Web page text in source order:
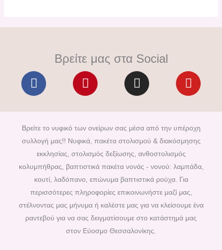
Βρείτε μας στα Social
F
a
e
b
o
o
k
P
i
t
e
r
e
s
t
I
n
t
a
g
r
a
m
Y
o
t
u
b
Βρείτε το νυφικό των ονείρων σας μέσα από την υπέροχη
συλλογή μας!! Νυφικά, πακέτα στολισμού & διακόσμησης
εκκλησίας, στολισμός δεξίωσης, ανθοστολισμός
κολυμπήθρας, βαπτιστικά πακέτα νονάς - νονού: λαμπάδα,
κουτί, λαδόπανο, επώνυμα βαπτιστικά ρούχα. Για
περισσότερες πληροφορίες επικοινωνήστε μαζί μας,
στέλνοντας μας μήνυμα ή καλέστε μας για να κλείσουμε ένα
ραντεβού για να σας δειγματίσουμε στο κατάστημά μας
στον Εύοσμο Θεσσαλονίκης.